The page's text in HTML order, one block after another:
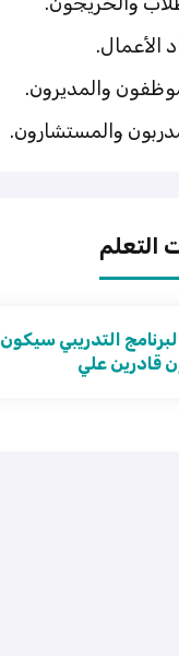
الأعمال.
والمديرون.
والمستشارون.
التعلم
التدريبي سيكون
قادرين علي